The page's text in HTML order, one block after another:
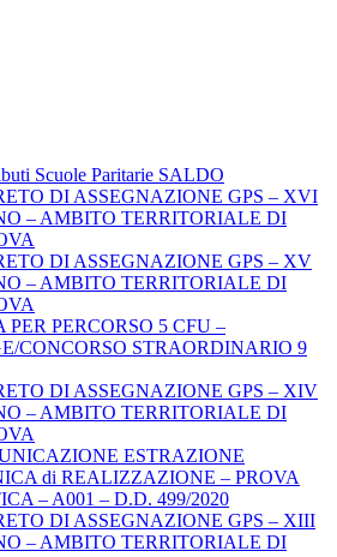
Scuole Paritarie SALDO
DI ASSEGNAZIONE GPS – XVI
– AMBITO TERRITORIALE DI
DI ASSEGNAZIONE GPS – XV
– AMBITO TERRITORIALE DI
PER PERCORSO 5 CFU –
CONCORSO STRAORDINARIO 9
DI ASSEGNAZIONE GPS – XIV
– AMBITO TERRITORIALE DI
ESTRAZIONE
di REALIZZAZIONE – PROVA
– A001 – D.D. 499/2020
DI ASSEGNAZIONE GPS – XIII
– AMBITO TERRITORIALE DI